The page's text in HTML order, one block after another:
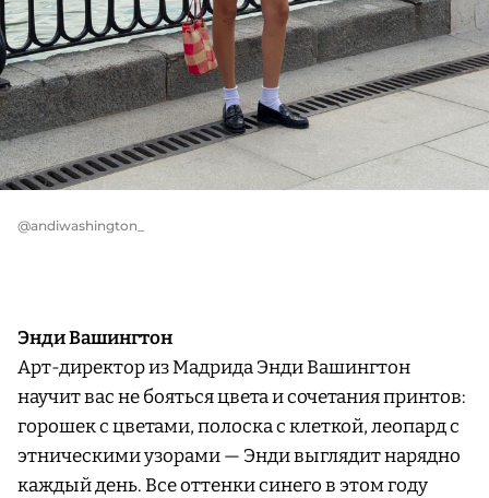
@andiwashington_
Энди Вашингтон
Арт-директор из Мадрида Энди Вашингтон
научит вас не бояться цвета и сочетания принтов:
горошек с цветами, полоска с клеткой, леопард с
этническими узорами — Энди выглядит нарядно
каждый день. Все оттенки синего в этом году